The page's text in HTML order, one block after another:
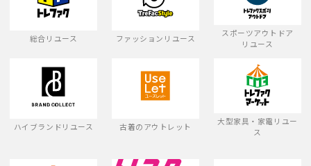
総合リユース ファッションリユース
スポーツアウトドア
リユース
ハイブランドリユース 古着のアウトレット
大型家具・家電リユー
ス